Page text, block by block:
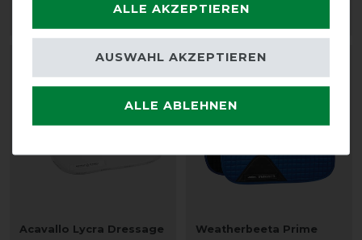
Acavallo Lycra Dressage
-10%
Weatherbeeta Prime
ALLE AKZEPTIEREN
ALLE ABLEHNEN
AUSWAHL AKZEPTIEREN